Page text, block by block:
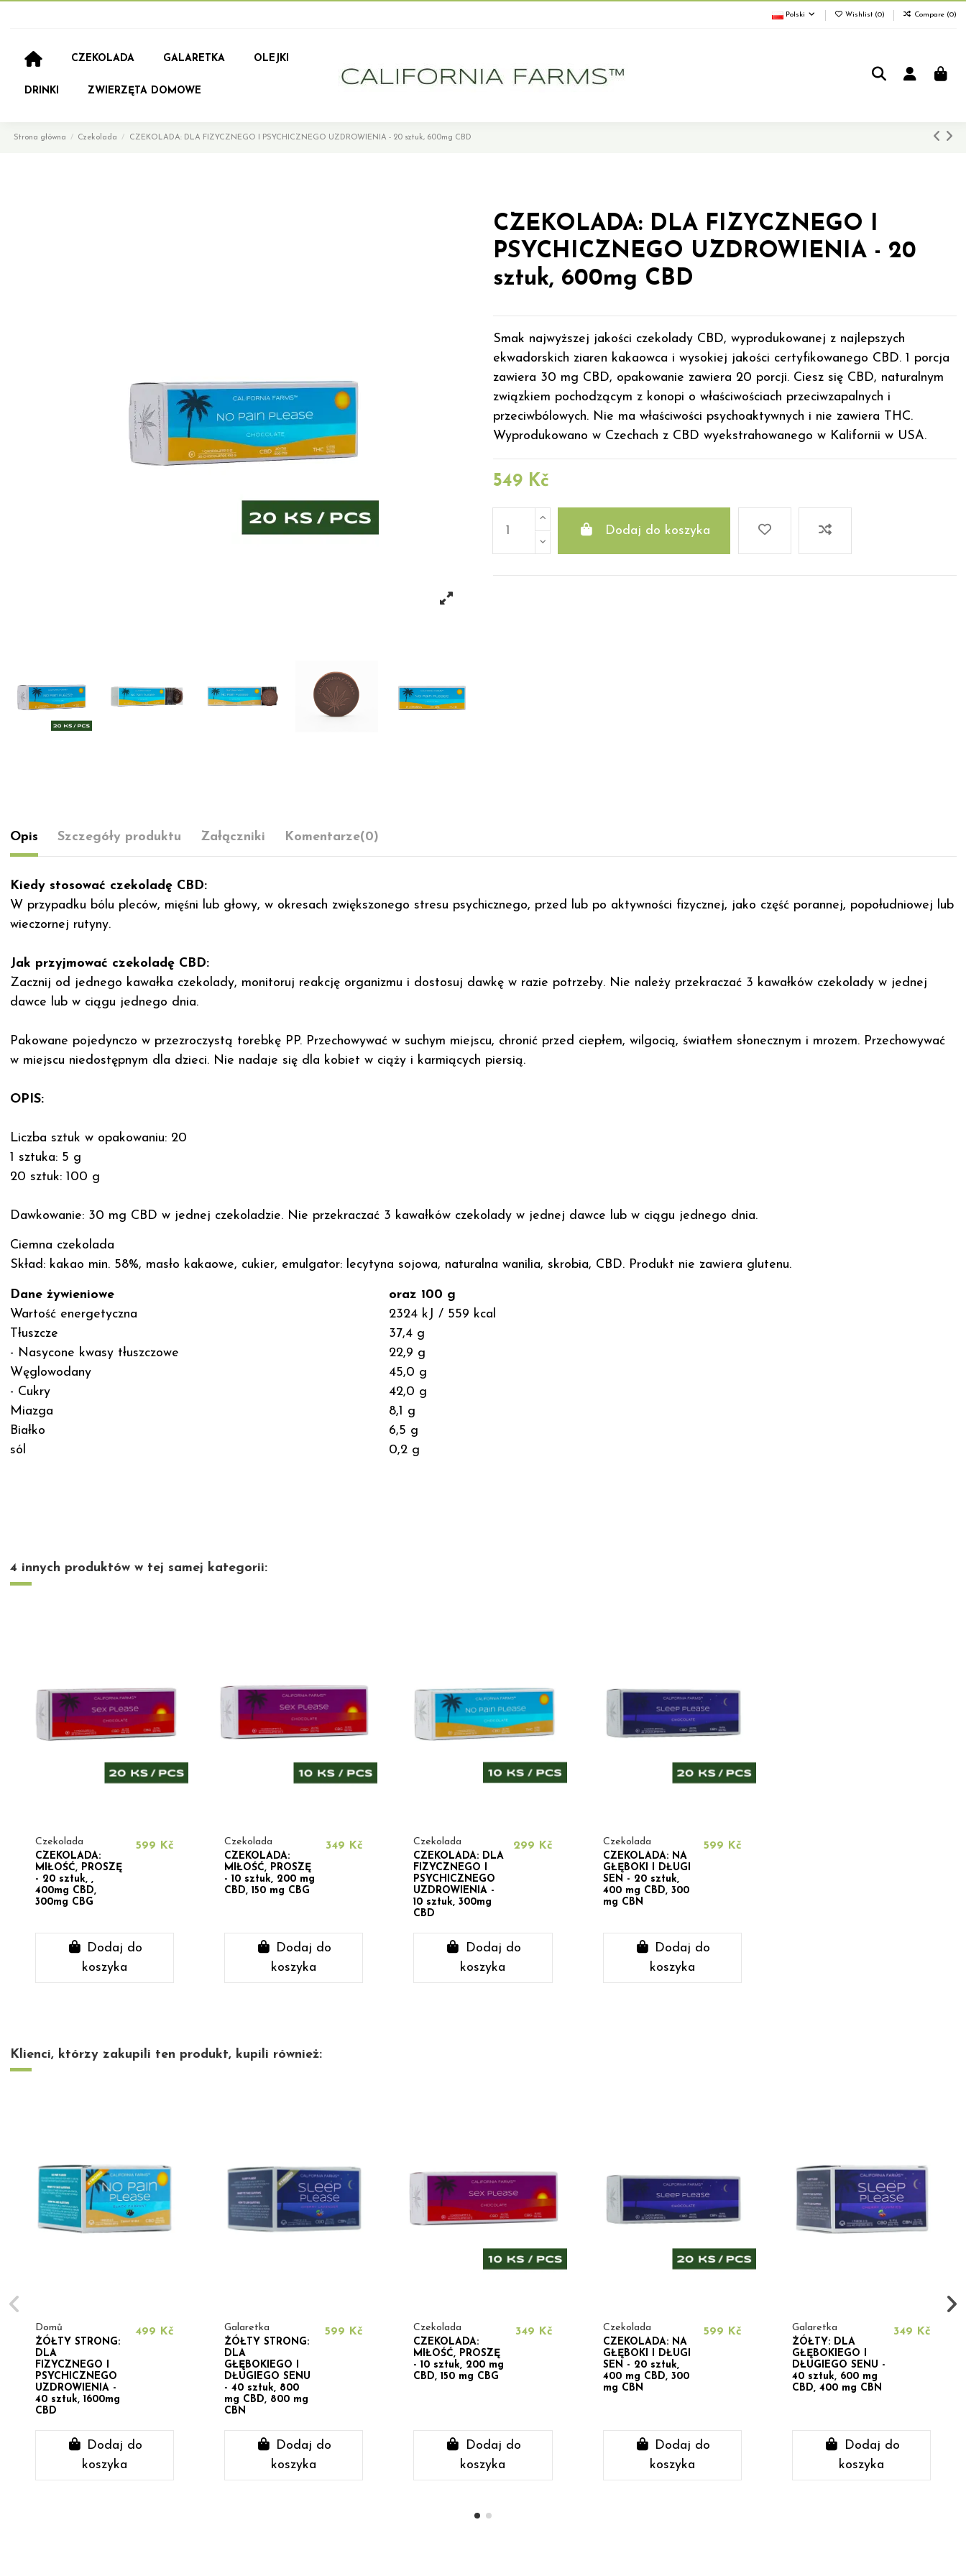
Polski Wishlist (0) Compare (0)
CZEKOLADA GALARETKA OLEJKI
DRINKI ZWIERZĘTA DOMOWE
Strona główna Czekolada CZEKOLADA: DLA FIZYCZNEGO I PSYCHICZNEGO UZDROWIENIA - 20 sztuk, 600mg CBD
CZEKOLADA: DLA FIZYCZNEGO I
PSYCHICZNEGO UZDROWIENIA - 20
sztuk, 600mg CBD
Smak najwyższej jakości czekolady CBD, wyprodukowanej z najlepszych
ekwadorskich ziaren kakaowca i wysokiej jakości certyfikowanego CBD. 1 porcja
zawiera 30 mg CBD, opakowanie zawiera 20 porcji. Ciesz się CBD, naturalnym
związkiem pochodzącym z konopi o właściwościach przeciwzapalnych i
przeciwbólowych. Nie ma właściwości psychoaktywnych i nie zawiera THC.
Wyprodukowano w Czechach z CBD wyekstrahowanego w Kalifornii w USA.
549 Kč
Dodaj do koszyka
Opis Szczegóły produktu Załączniki Komentarze(0)
Kiedy stosować czekoladę CBD:
W przypadku bólu pleców, mięśni lub głowy, w okresach zwiększonego stresu psychicznego, przed lub po aktywności fizycznej, jako część porannej, popołudniowej lub
wieczornej rutyny.
Jak przyjmować czekoladę CBD:
Zacznij od jednego kawałka czekolady, monitoruj reakcję organizmu i dostosuj dawkę w razie potrzeby. Nie należy przekraczać 3 kawałków czekolady w jednej
dawce lub w ciągu jednego dnia.
Pakowane pojedynczo w przezroczystą torebkę PP. Przechowywać w suchym miejscu, chronić przed ciepłem, wilgocią, światłem słonecznym i mrozem. Przechowywać
w miejscu niedostępnym dla dzieci. Nie nadaje się dla kobiet w ciąży i karmiących piersią.
OPIS:
Liczba sztuk w opakowaniu: 20
1 sztuka: 5 g
20 sztuk: 100 g
Dawkowanie: 30 mg CBD w jednej czekoladzie. Nie przekraczać 3 kawałków czekolady w jednej dawce lub w ciągu jednego dnia.
Ciemna czekolada
Skład: kakao min. 58%, masło kakaowe, cukier, emulgator: lecytyna sojowa, naturalna wanilia, skrobia, CBD. Produkt nie zawiera glutenu.
Dane żywieniowe
oraz 100 g
Wartość energetyczna
2324 kJ / 559 kcal
Tłuszcze
37,4 g
- Nasycone kwasy tłuszczowe
22,9 g
Węglowodany
45,0 g
- Cukry
42,0 g
Miazga
8,1 g
Białko
6,5 g
sól
0,2 g
4 innych produktów w tej samej kategorii:
Czekolada
CZEKOLADA:
MIŁOŚĆ, PROSZĘ
- 20 sztuk, ,
400mg CBD,
300mg CBG
599 Kč
Dodaj do
koszyka
Czekolada
CZEKOLADA:
MIŁOŚĆ, PROSZĘ
- 10 sztuk, 200 mg
CBD, 150 mg CBG
349 Kč
Dodaj do
koszyka
Czekolada
CZEKOLADA: DLA
FIZYCZNEGO I
PSYCHICZNEGO
UZDROWIENIA -
10 sztuk, 300mg
CBD
299 Kč
Dodaj do
koszyka
Czekolada
CZEKOLADA: NA
GŁĘBOKI I DŁUGI
SEN - 20 sztuk,
400 mg CBD, 300
mg CBN
599 Kč
Dodaj do
koszyka
Klienci, którzy zakupili ten produkt, kupili również:
Domů
ŻÓŁTY STRONG:
DLA
FIZYCZNEGO I
PSYCHICZNEGO
UZDROWIENIA -
40 sztuk, 1600mg
CBD
499 Kč
Dodaj do
koszyka
Galaretka
ŻÓŁTY STRONG:
DLA
GŁĘBOKIEGO I
DŁUGIEGO SENU
- 40 sztuk, 800
mg CBD, 800 mg
CBN
599 Kč
Dodaj do
koszyka
Czekolada
CZEKOLADA:
MIŁOŚĆ, PROSZĘ
- 10 sztuk, 200 mg
CBD, 150 mg CBG
349 Kč
Dodaj do
koszyka
Czekolada
CZEKOLADA: NA
GŁĘBOKI I DŁUGI
SEN - 20 sztuk,
400 mg CBD, 300
mg CBN
599 Kč
Dodaj do
koszyka
Galaretka
ŻÓŁTY: DLA
GŁĘBOKIEGO I
DŁUGIEGO SENU -
40 sztuk, 600 mg
CBD, 400 mg CBN
349 Kč
Dodaj do
koszyka